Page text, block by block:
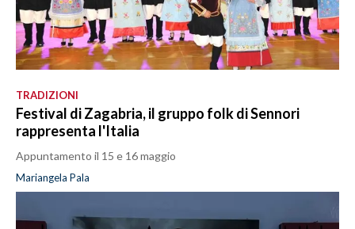
TRADIZIONI
Festival di Zagabria, il gruppo folk di Sennori
rappresenta l'Italia
Appuntamento il 15 e 16 maggio
Mariangela Pala